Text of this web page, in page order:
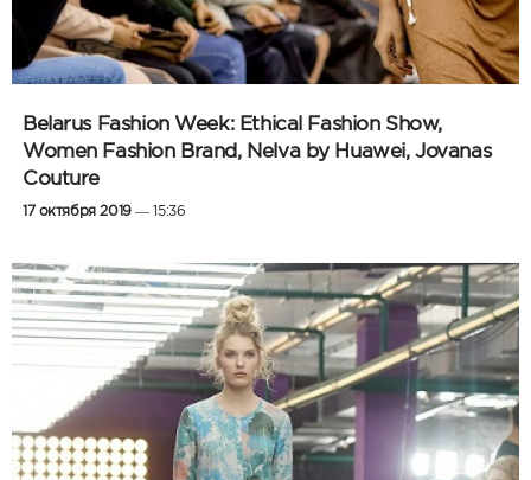
Belarus Fashion Week: Ethical Fashion Show,
Women Fashion Brand, Nelva by Huawei, Jovanas
Couture
17 октября 2019— 15:36